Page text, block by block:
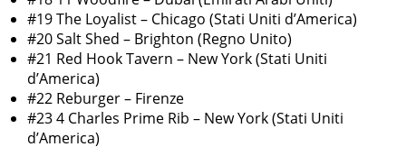
#19 The Loyalist – Chicago (Stati Uniti d’America)
#20 Salt Shed – Brighton (Regno Unito)
#21 Red Hook Tavern – New York (Stati Uniti
d’America)
#22 Reburger – Firenze
#23 4 Charles Prime Rib – New York (Stati Uniti
d’America)